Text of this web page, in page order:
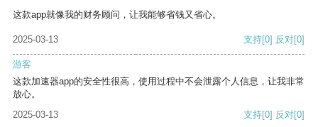
这款app就像我的财务顾问，让我能够省钱又省心。
2025-03-13 支持[0] 反对[0]
游客
这款加速器app的安全性很高，使用过程中不会泄露个人信息，让我非常
放心。
2025-03-13
支持[0] 反对[0]